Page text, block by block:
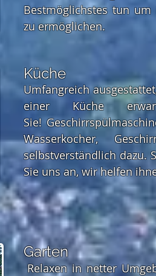
Bestmöglichstes tun
zu ermöglichen.
Küche
Umfangreich
einer Küche
Sie!
Wasserkocher,
selbstverständlich dazu.
Sie uns an, wir helfen
Relaxen in netter
Garten